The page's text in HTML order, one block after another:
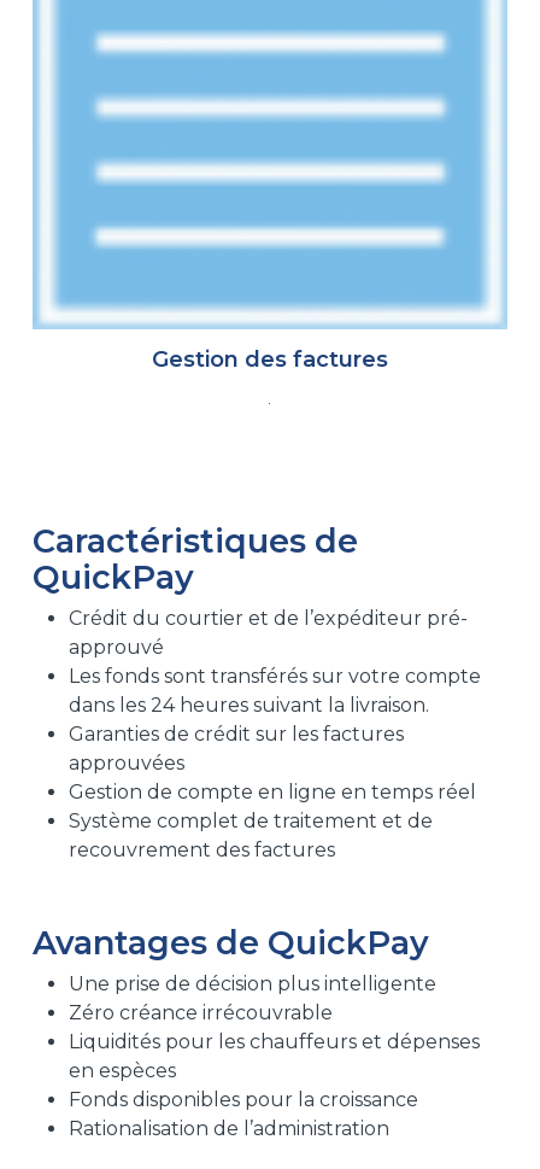
Gestion des factures
Caractéristiques de
QuickPay
Crédit du courtier et de l’expéditeur pré-
approuvé
Les fonds sont transférés sur votre compte
dans les 24 heures suivant la livraison.
Garanties de crédit sur les factures
approuvées
Gestion de compte en ligne en temps réel
Système complet de traitement et de
recouvrement des factures
Avantages de QuickPay
Une prise de décision plus intelligente
Zéro créance irrécouvrable
Liquidités pour les chauffeurs et dépenses
en espèces
Fonds disponibles pour la croissance
Rationalisation de l’administration